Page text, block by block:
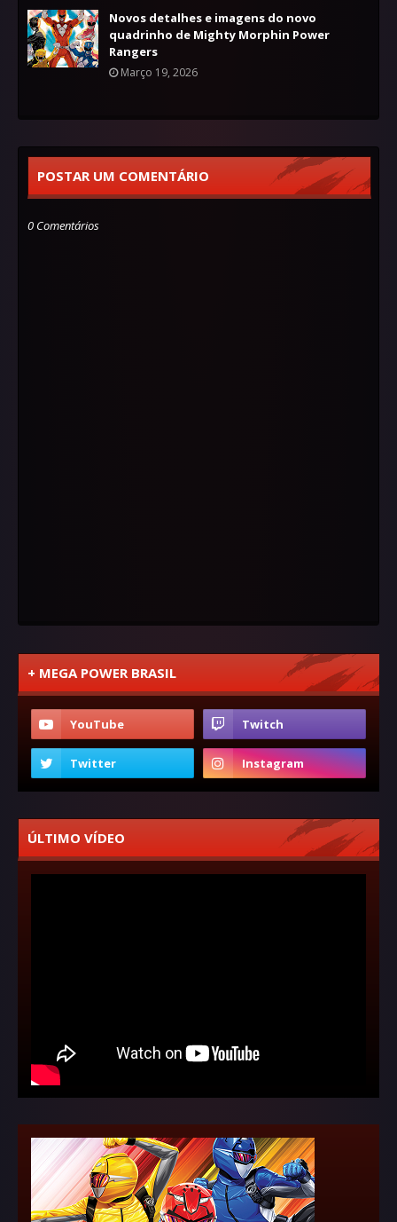
Novos detalhes e imagens do novo
quadrinho de Mighty Morphin Power
Rangers
Março 19, 2026
POSTAR UM COMENTÁRIO
0 Comentários
+ MEGA POWER BRASIL
ÚLTIMO VÍDEO